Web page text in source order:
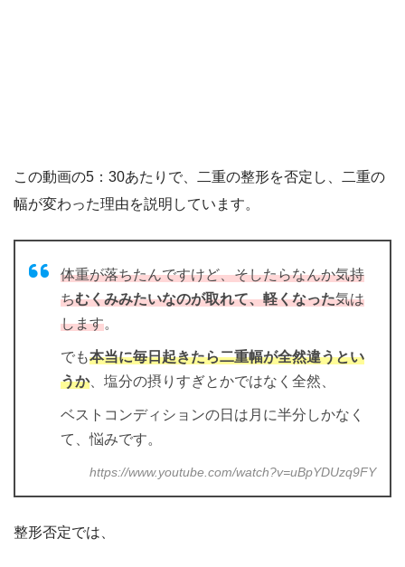
この動画の5：30あたりで、二重の整形を否定し、二重の
幅が変わった理由を説明しています。
体重が落ちたんですけど、そしたらなんか気持
ちむくみみたいなのが取れて、軽くなった気は
します。
でも本当に毎日起きたら二重幅が全然違うとい
うか、塩分の摂りすぎとかではなく全然、
ベストコンディションの日は月に半分しかなく
て、悩みです。
https://www.youtube.com/watch?v=uBpYDUzq9FY
整形否定では、